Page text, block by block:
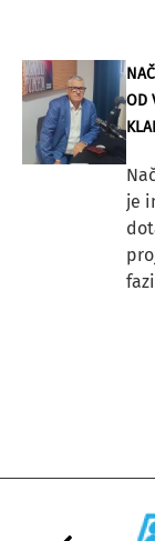
OD
je